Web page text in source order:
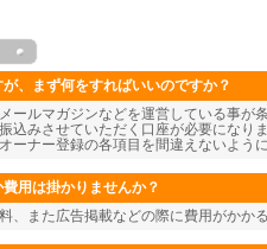
、まず何をすればいいのですか？
ールマガジンなどを運営している事が
込みさせていただく口座が必要になり
ーナー登録の各項目を間違えないよう
用は掛かりませんか？
、また広告掲載などの際に費用がかか